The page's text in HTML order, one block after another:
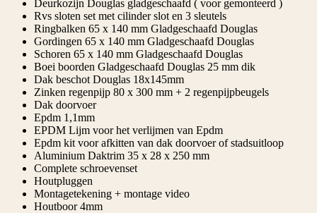
Deurkozijn Douglas gladgeschaafd ( voor gemonteerd )
Rvs sloten set met cilinder slot en 3 sleutels
Ringbalken 65 x 140 mm Gladgeschaafd Douglas
Gordingen 65 x 140 mm Gladgeschaafd Douglas
Schoren 65 x 140 mm Gladgeschaafd Douglas
Boei boorden Gladgeschaafd Douglas 25 mm dik
Dak beschot Douglas 18x145mm
Zinken regenpijp 80 x 300 mm + 2 regenpijpbeugels
Dak doorvoer
Epdm 1,1mm
EPDM Lijm voor het verlijmen van Epdm
Epdm kit voor afkitten van dak doorvoer of stadsuitloop
Aluminium Daktrim 35 x 28 x 250 mm
Complete schroevenset
Houtpluggen
Montagetekening + montage video
Houtboor 4mm